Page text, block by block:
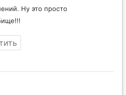
Ну это просто